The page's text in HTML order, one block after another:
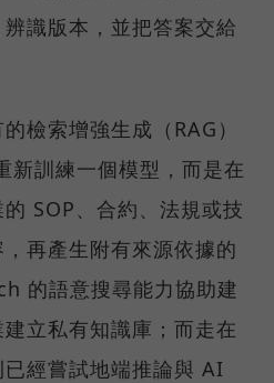
識版本，並把答案交給
檢索增強生成（RAG）
新訓練一個模型，而是在
SOP、合約、法規或技
再產生附有來源依據的
的語意搜尋能力協助建
立私有知識庫；而走在
經嘗試地端推論與 AI